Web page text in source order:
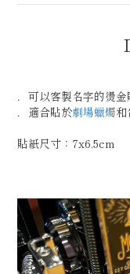
．可以客製名字的燙金
．適合貼於劇場蠟燭和
貼紙尺寸：7x6.5cm